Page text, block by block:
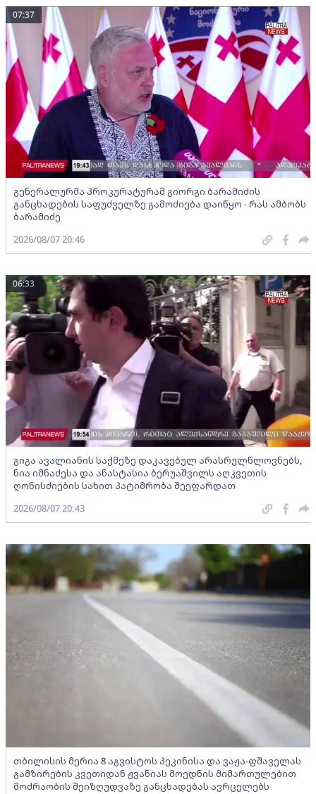
გენერალურმა პროკურატურამ გიორგი ბარამიძის
განცხადების საფუძველზე გამოძიება დაიწყო - რას ამბობს
ბარამიძე
07:37
2026/08/07 20:46
გიგა ავალიანის საქმეზე დაკავებულ არასრულწლოვნებს,
ნია იმნაძესა და ანასტასია ბერუაშვილს აღკვეთის
ღონისძიების სახით პატიმრობა შეეფარდათ
06:33
2026/08/07 20:43
თბილისის მერია 8 აგვისტოს პეკინისა და ვაჟა-ფშაველას
გამზირების კვეთიდან ჟვანიას მოედნის მიმართულებით
მოძრაობის შეიზღუდვაზე განცხადებას ავრცელებს